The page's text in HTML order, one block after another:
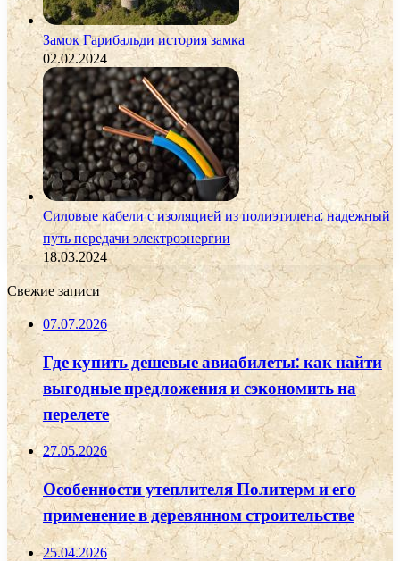
Замок Гарибальди история замка
02.02.2024
Силовые кабели с изоляцией из полиэтилена: надежный
путь передачи электроэнергии
18.03.2024
Свежие записи
07.07.2026
Где купить дешевые авиабилеты: как найти
выгодные предложения и сэкономить на
перелете
27.05.2026
Особенности утеплителя Политерм и его
применение в деревянном строительстве
25.04.2026